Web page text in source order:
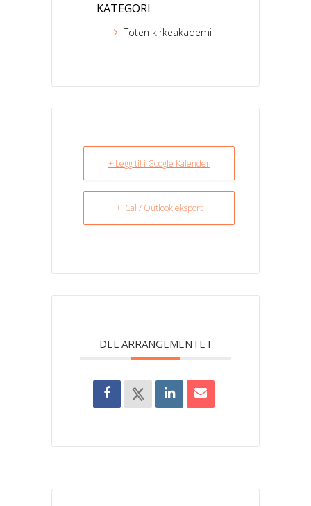
KATEGORI
Toten kirkeakademi
+ Legg til i Google Kalender
+ iCal / Outlook eksport
DEL ARRANGEMENTET